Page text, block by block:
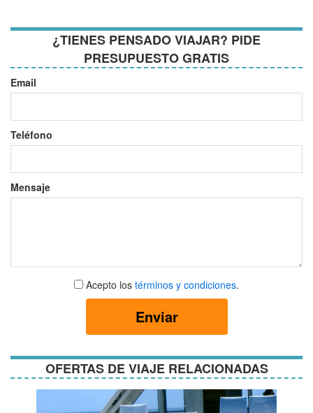
¿TIENES PENSADO VIAJAR? PIDE
PRESUPUESTO GRATIS
Email
Teléfono
Mensaje
Aceptar
términos
Acepto los términos y condiciones.
Enviar
OFERTAS DE VIAJE RELACIONADAS